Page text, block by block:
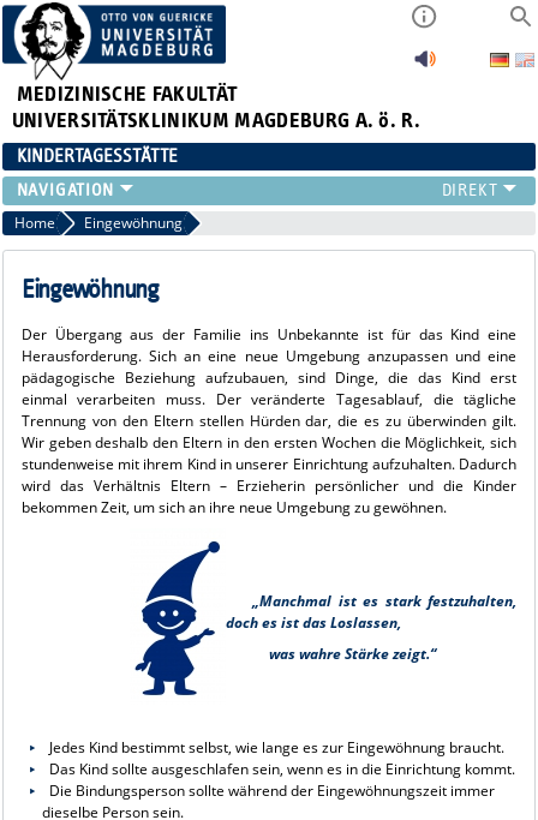
MEDIZINISCHE FAKULTÄT
UNIVERSITÄTSKLINIKUM MAGDEBURG A. ö. R.
KINDERTAGESSTÄTTE
DAFÜR STEHEN WIR
EINGEWÖHNUNG
TAGESABLAUF
Home Eingewöhnung
Eingewöhnung
Der Übergang aus der Familie ins Unbekannte ist für das Kind eine
Herausforderung. Sich an eine neue Umgebung anzupassen und eine
pädagogische Beziehung aufzubauen, sind Dinge, die das Kind erst
einmal verarbeiten muss. Der veränderte Tagesablauf, die tägliche
Trennung von den Eltern stellen Hürden dar, die es zu überwinden gilt.
Wir geben deshalb den Eltern in den ersten Wochen die Möglichkeit, sich
stundenweise mit ihrem Kind in unserer Einrichtung aufzuhalten. Dadurch
wird das Verhältnis Eltern – Erzieherin persönlicher und die Kinder
bekommen Zeit, um sich an ihre neue Umgebung zu gewöhnen.
„Manchmal ist es stark festzuhalten,
doch es ist das Loslassen,
was wahre Stärke zeigt.“
Jedes Kind bestimmt selbst, wie lange es zur Eingewöhnung braucht.
Das Kind sollte ausgeschlafen sein, wenn es in die Einrichtung kommt.
Die Bindungsperson sollte während der Eingewöhnungszeit immer
dieselbe Person sein.